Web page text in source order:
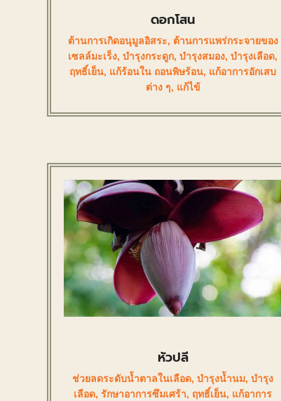
ดอกโสน
ต้านการเกิดอนุมูลอิสระ, ต้านการแพร่กระจายของ
เซลล์มะเร็ง,บำรุงกระดูก,บำรุงสมอง,บำรุงเลือด,
ฤทธิ์เย็น, แก้ร้อนใน ถอนพิษร้อน, แก้อาการอักเสบ
ต่าง ๆ, แก้ไข้
หัวปลี
ช่วยลดระดับน้ำตาลในเลือด,บำรุงน้ำนม,บำรุง
เลือด,รักษาอาการซึมเศร้า, ฤทธิ์เย็น, แก้อาการ